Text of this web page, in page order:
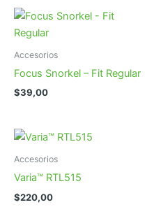
Accesorios
Focus Snorkel – Fit Regular
$39,00
Accesorios
Varia™ RTL515
$220,00